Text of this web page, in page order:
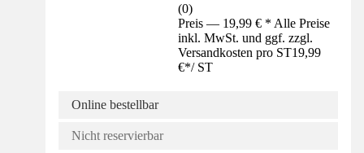
(0)
Preis — 19,99 € * Alle Preise
inkl. MwSt. und ggf. zzgl.
Versandkosten pro ST19,99
€*/ ST
Online bestellbar
Nicht reservierbar